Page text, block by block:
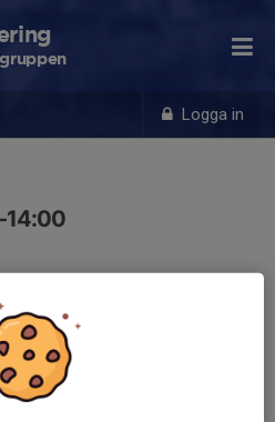
Logga in
14:00
är redan den 18
"Projekt 15-16"-träff som
kl 10-14.